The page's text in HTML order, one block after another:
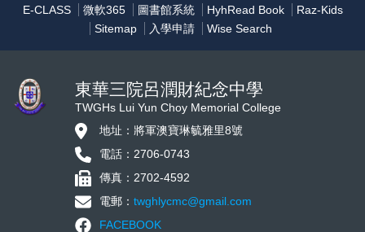
E-CLASS 微軟365 圖書館系統 HyhRead Book
Raz-Kids
Sitemap
入學申請 Wise Search
東華三院呂潤財紀念中學
TWGHs Lui Yun Choy Memorial College
地址：將軍澳寶琳毓雅里8號
電話：2706-0743
傳真：2702-4592
電郵：twghlycmc@gmail.com
FACEBOOK